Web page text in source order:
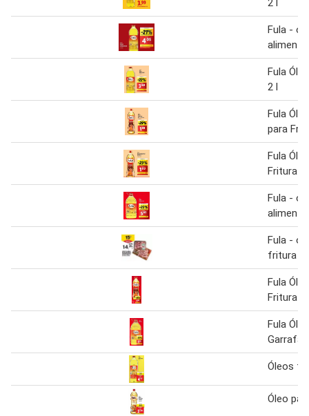
2 l
Fula -
Fula
2 l
Fula
para
Fula
Fritura 1
Fula -
Fula -
fritura
Fula
Fritura
Fula
Óleos
Óleo